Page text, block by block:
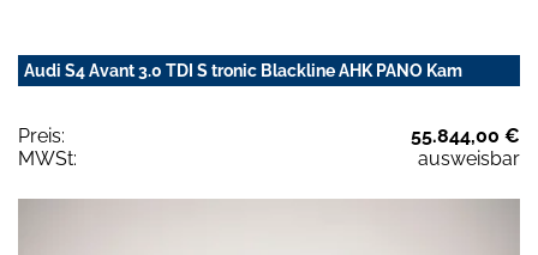
Audi S4 Avant 3.0 TDI S tronic Blackline AHK PANO Kam
Preis:
55.844,00 €
MWSt:
ausweisbar